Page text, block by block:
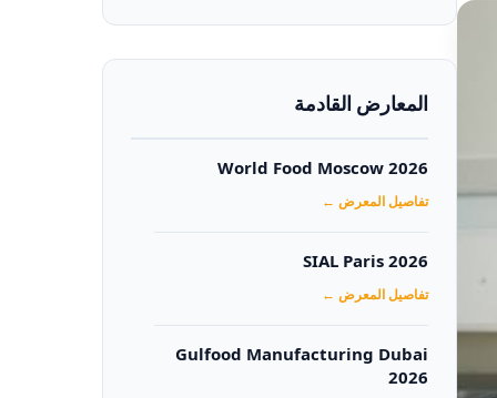
المعارض القادمة
World Food Moscow 2026
تفاصيل المعرض ←
SIAL Paris 2026
تفاصيل المعرض ←
Gulfood Manufacturing Dubai
2026‏